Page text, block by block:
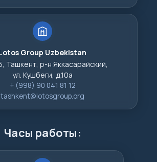
Group Uzbekistan
Ташкент, р-н Яккасарайский,
ул. Кушбеги, д.10а
+ (998) 90 041 81 12
tashkent@lotosgroup.org
Часы работы: